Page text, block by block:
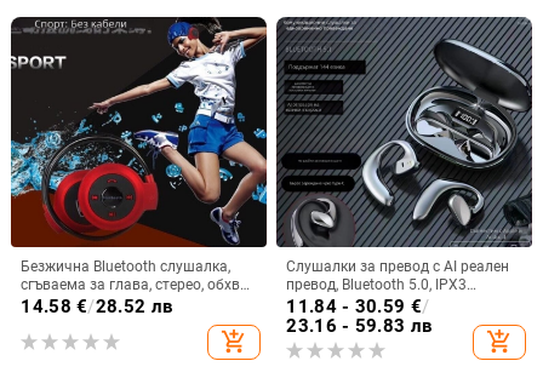
Безжична Bluetooth слушалка,
сгъваема за глава, стерео, обхват
10 м, Bluetooth 4.0, живот на
14.58 €/28.52 лв
add_shopping_cart
Слушалки за превод с AI реален
превод, Bluetooth 5.0, IPX3
водоустойчиви, обхват 15 м, 4–8
ч живот на батерията
11.84 - 30.59 €/
23.16 - 59.83 лв
add_shopping_cart